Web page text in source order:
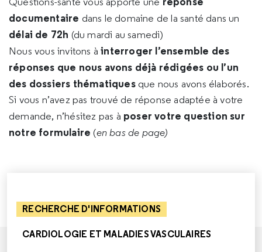
documentaire dans le domaine de la santé dans un
délai de 72h (du mardi au samedi)
Nous vous invitons àinterroger l’ensemble des
réponses que nous avons déjà rédigées ou l’un
des dossiers thématiques que nous avons élaborés.
Si vous n’avez pas trouvé de réponse adaptée à votre
demande, n’hésitez pas à poser votre question sur
notre formulaire (en bas de page)
RECHERCHE D'INFORMATIONS
CARDIOLOGIE ET MALADIES VASCULAIRES